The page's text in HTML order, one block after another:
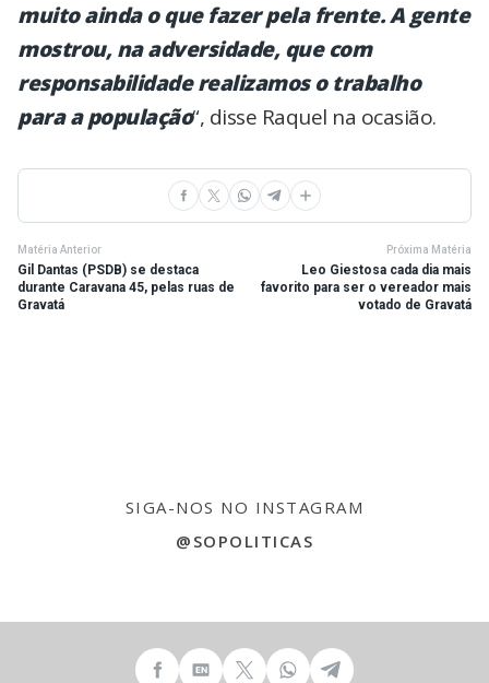
muito ainda o que fazer pela frente. A gente
mostrou, na adversidade, que com
responsabilidade realizamos o trabalho
para a população“, disse Raquel na ocasião.
Matéria Anterior
Gil Dantas (PSDB) se destaca
durante Caravana 45, pelas ruas de
Gravatá
Próxima Matéria
Leo Giestosa cada dia mais
favorito para ser o vereador mais
votado de Gravatá
SIGA-NOS NO INSTAGRAM
@SOPOLITICAS